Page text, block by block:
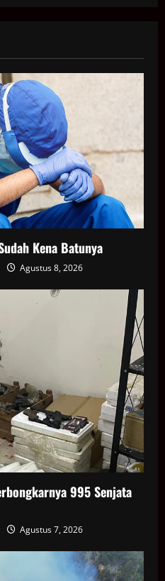
Kena Batunya
Agustus 8, 2026
995 Senjata
Agustus 7, 2026